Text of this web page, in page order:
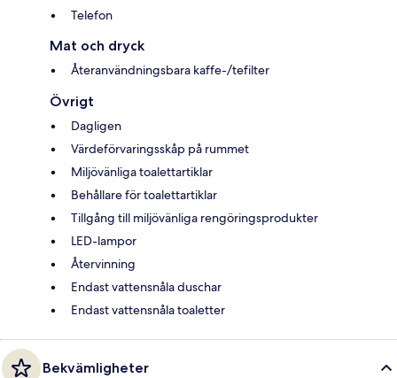
Telefon
Mat och dryck
Återanvändningsbara kaffe-/tefilter
Övrigt
Dagligen
Värdeförvaringsskåp på rummet
Miljövänliga toalettartiklar
Behållare för toalettartiklar
Tillgång till miljövänliga rengöringsprodukter
LED-lampor
Återvinning
Endast vattensnåla duschar
Endast vattensnåla toaletter
Bekvämligheter